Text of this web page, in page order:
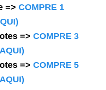
=> COMPRE 1
=> COMPRE 3
=> COMPRE 5